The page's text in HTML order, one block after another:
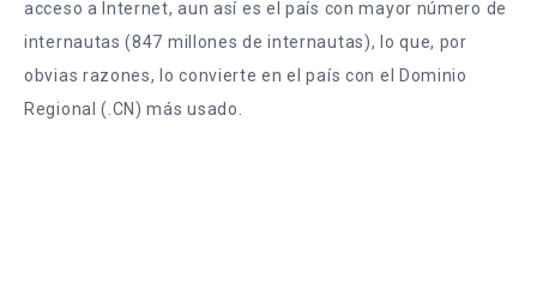
acceso a Internet, aun así es el país con mayor número de
internautas (847 millones de internautas), lo que, por
obvias razones, lo convierte en el país con el Dominio
Regional (.CN) más usado.